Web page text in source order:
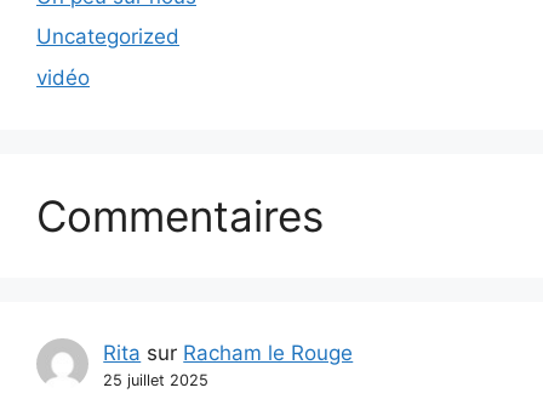
Uncategorized
vidéo
Commentaires
Rita sur Racham le Rouge
25 juillet 2025